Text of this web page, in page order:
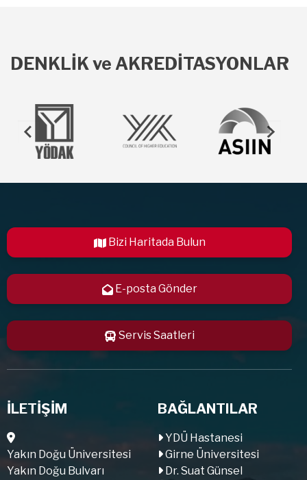
DENKLİK ve AKREDİTASYONLAR
Bizi Haritada Bulun
E-posta Gönder
Servis Saatleri
İLETİŞİM
Yakın Doğu Üniversitesi
Yakın Doğu Bulvarı
BAĞLANTILAR
YDÜ Hastanesi
Girne Üniversitesi
Dr. Suat Günsel